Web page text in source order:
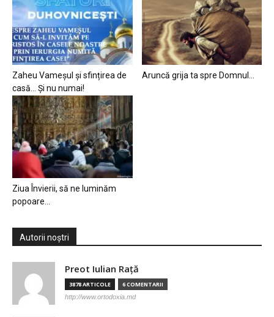
Zaheu Vameșul și sfințirea de
casă… Și nu numai!
Aruncă grija ta spre Domnul…
Ziua Învierii, să ne luminăm
popoare…
Autorii noștri
Preot Iulian Raţă
3878 ARTICOLE 6 COMENTARII
http://www.ortodoxia.md